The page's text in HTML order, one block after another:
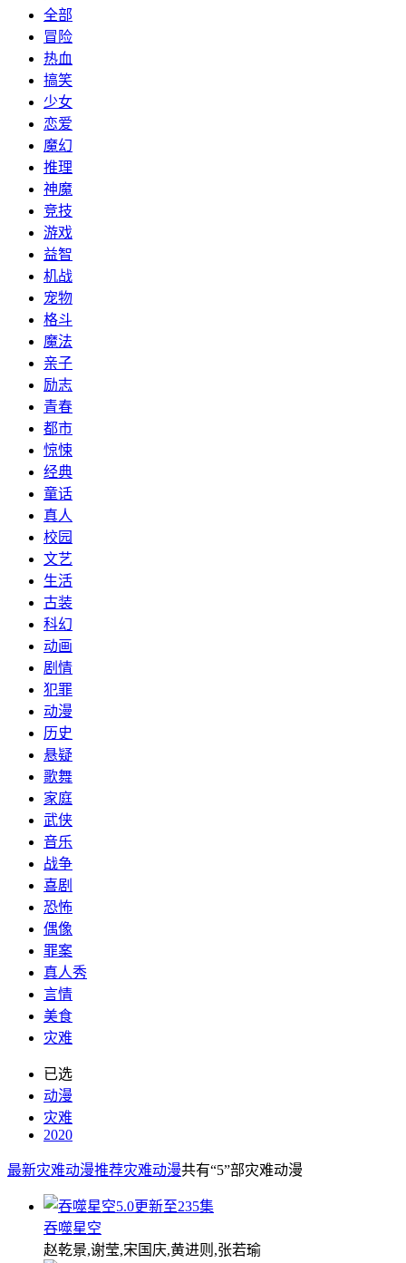
全部
冒险
热血
搞笑
少女
恋爱
魔幻
推理
神魔
竞技
游戏
益智
机战
宠物
格斗
魔法
亲子
励志
青春
都市
惊悚
经典
童话
真人
校园
文艺
生活
古装
科幻
动画
剧情
犯罪
动漫
历史
悬疑
歌舞
家庭
武侠
音乐
战争
喜剧
恐怖
偶像
罪案
真人秀
言情
美食
灾难
已选
动漫
灾难
2020
最新灾难动漫推荐灾难动漫共有“5”部灾难动漫
5.0更新至235集
吞噬星空
赵乾景,谢莹,宋国庆,黄进则,张若瑜